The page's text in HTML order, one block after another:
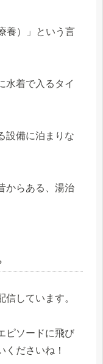
養）」という言
水着で入るタイ
設備に泊まりな
からある、湯治
信しています。
ピソードに飛び
くださいね！